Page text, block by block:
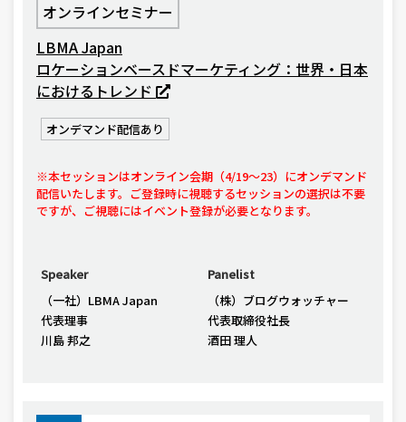
オンラインセミナー
LBMA Japan
ロケーションベースドマーケティング：世界・日本
におけるトレンド
オンデマンド配信あり
※本セッションはオンライン会期（4/19〜23）にオンデマンド
配信いたします。ご登録時に視聴するセッションの選択は不要
ですが、ご視聴にはイベント登録が必要となります。
Speaker
（一社）LBMA Japan
代表理事
川島 邦之
Panelist
（株）ブログウォッチャー
代表取締役社長
酒田 理人